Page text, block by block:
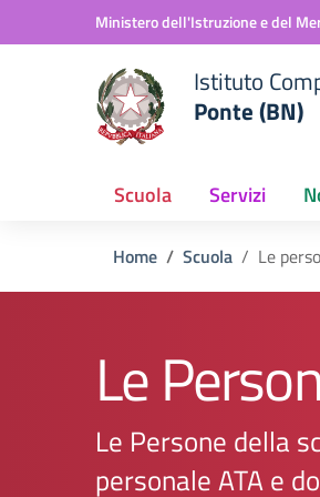
Vai ai contenuti
Vai al menu di navigazioneMinistero dell'Istruzione e del
Istituto
Ponte (BN)
Scuola Servizi
Home Scuola Le
Le
Le Persone della
personale ATA e